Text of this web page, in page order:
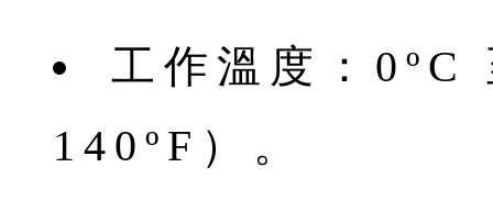
工作溫度：0ºC
140ºF）。